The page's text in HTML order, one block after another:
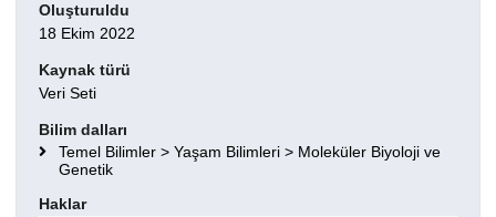
Oluşturuldu
18 Ekim 2022
Kaynak türü
Veri Seti
Bilim dalları
Temel Bilimler > Yaşam Bilimleri > Moleküler Biyoloji ve
Genetik
Haklar